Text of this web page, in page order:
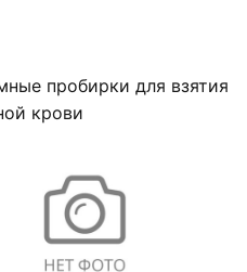
пробирки для взятия
крови